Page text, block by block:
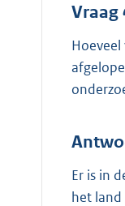
Vraag
Er is in
het land